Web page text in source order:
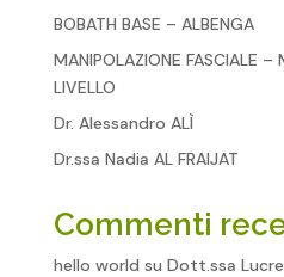
BOBATH BASE – ALBENGA
MANIPOLAZIONE FASCIALE –
LIVELLO
Dr. Alessandro ALÌ
Dr.ssa Nadia AL FRAIJAT
Commenti
hello world su Dott.ssa